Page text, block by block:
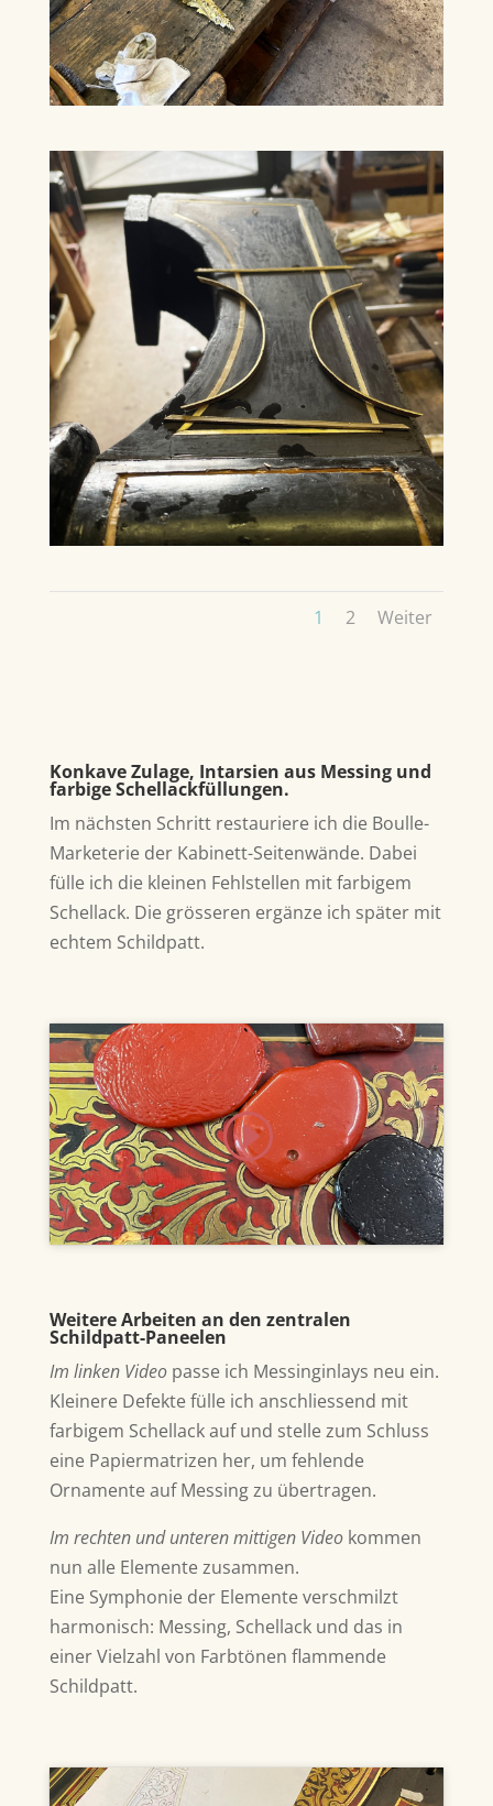
1 2 Weiter
Konkave Zulage, Intarsien aus Messing und
farbige Schellackfüllungen.
Im nächsten Schritt restauriere ich die Boulle-
Marketerie der Kabinett-Seitenwände. Dabei
fülle ich die kleinen Fehlstellen mit farbigem
Schellack. Die grösseren ergänze ich später mit
echtem Schildpatt.
Klicke hier, um Marketing-Cookies zu
akzeptieren und diesen Inhalt zu
aktivieren
Weitere Arbeiten an den zentralen
Schildpatt-Paneelen
Im linken Video passe ich Messinginlays neu ein.
Kleinere Defekte fülle ich anschliessend mit
farbigem Schellack auf und stelle zum Schluss
eine Papiermatrizen her, um fehlende
Ornamente auf Messing zu übertragen.
Im rechten und unteren mittigen Videokommen
nun alle Elemente zusammen.
Eine Symphonie der Elemente verschmilzt
harmonisch: Messing, Schellack und das in
einer Vielzahl von Farbtönen flammende
Schildpatt.